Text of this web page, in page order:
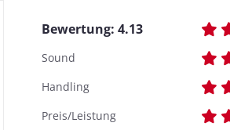
Bewertung: 4.13
Sound
Handling
Preis/Leistung